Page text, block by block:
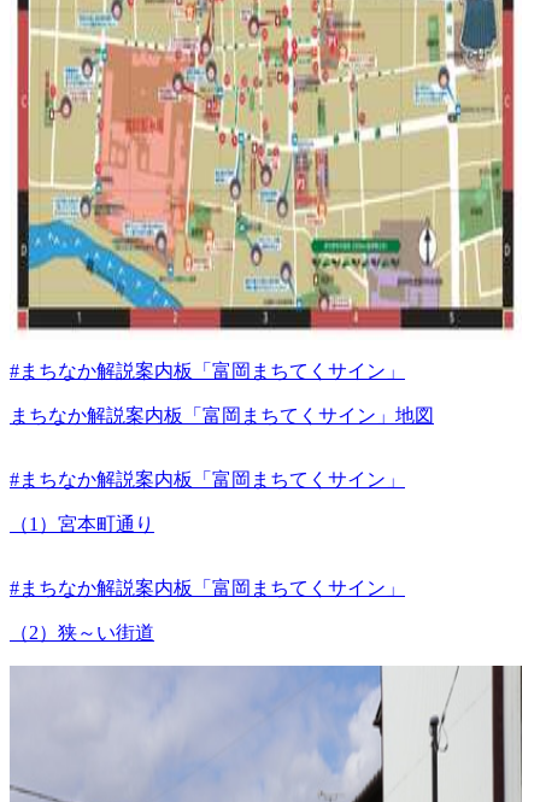
#まちなか解説案内板「富岡まちてくサイン」
まちなか解説案内板「富岡まちてくサイン」地図
#まちなか解説案内板「富岡まちてくサイン」
（1）宮本町通り
#まちなか解説案内板「富岡まちてくサイン」
（2）狭～い街道